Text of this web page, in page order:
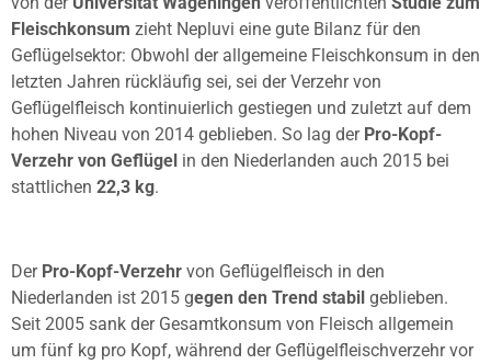
Fleischkonsum zieht Nepluvi eine gute Bilanz für den
Geflügelsektor: Obwohl der allgemeine Fleischkonsum in den
letzten Jahren rückläufig sei, sei der Verzehr von
Geflügelfleisch kontinuierlich gestiegen und zuletzt auf dem
hohen Niveau von 2014 geblieben. So lag der Pro-Kopf-
Verzehr von Geflügel in den Niederlanden auch 2015 bei
stattlichen 22,3 kg.
Der Pro-Kopf-Verzehr von Geflügelfleisch in den
Niederlanden ist 2015 gegen den Trend stabil geblieben.
Seit 2005 sank der Gesamtkonsum von Fleisch allgemein
um fünf kg pro Kopf, während der Geflügelfleischverzehr vor